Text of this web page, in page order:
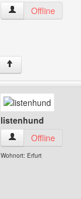
taubenlieblinge
Offline
↑
listenhund
listenhund
Offline
Wohnort: Erfurt